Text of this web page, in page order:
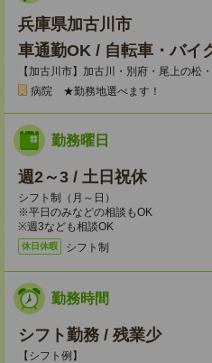
兵庫県加古川市
車通勤OK / 自転車・バイ
【加古川市】加古川・別府・尾上の松
病院 ★勤務地選べます！
勤務曜日
週2～3 / 土日祝休
シフト制（月～日）
※平日のみなどの相談もOK
※週3なども相談OK
休日休暇 シフト制
勤務時間
シフト勤務 / 残業少
【シフト例】